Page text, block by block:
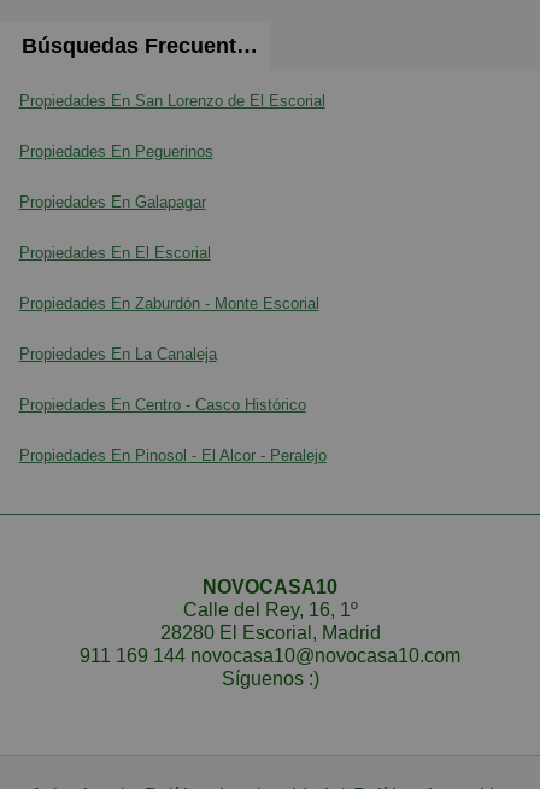
Búsquedas Frecuentes
Propiedades En San Lorenzo de El Escorial
Propiedades En Peguerinos
Propiedades En Galapagar
Propiedades En El Escorial
Propiedades En Zaburdón - Monte Escorial
Propiedades En La Canaleja
Propiedades En Centro - Casco Histórico
Propiedades En Pinosol - El Alcor - Peralejo
NOVOCASA10
Calle del Rey, 16, 1º
28280 El Escorial, Madrid
911 169 144 novocasa10@novocasa10.com
Síguenos :)